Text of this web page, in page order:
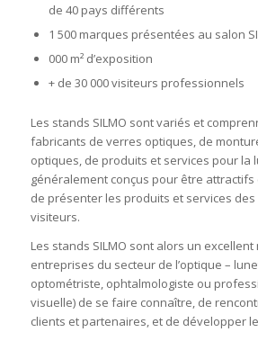
de 40 pays différents
1 500 marques présentées au salon
000 m² d’exposition
+ de 30 000 visiteurs professionnels
Les stands SILMO sont variés et
fabricants de verres optiques, de
optiques, de produits et services pour la
généralement conçus pour être
de présenter les produits et services
visiteurs.
Les stands SILMO sont alors un
entreprises du secteur de l’optique –
optométriste, ophtalmologiste ou
visuelle) de se faire connaître, de
clients et partenaires, et de développer